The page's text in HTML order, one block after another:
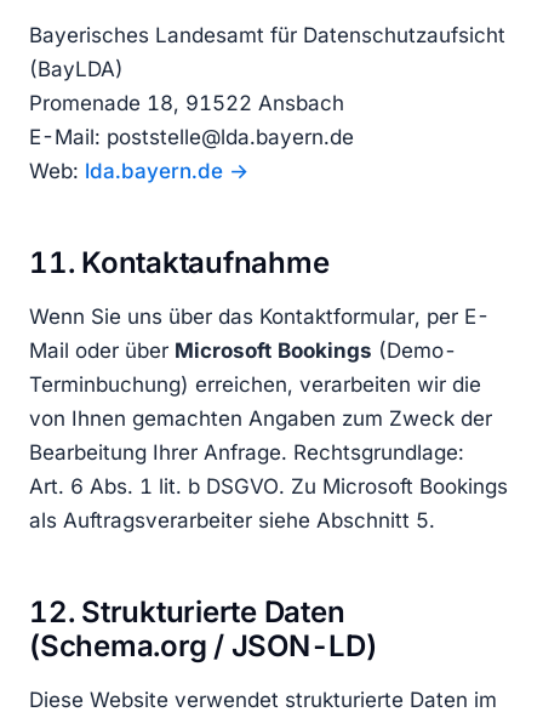
Bayerisches Landesamt für Datenschutzaufsicht
(BayLDA)
Promenade 18, 91522 Ansbach
E-Mail: poststelle@lda.bayern.de
Web: lda.bayern.de
11. Kontaktaufnahme
Wenn Sie uns über das Kontaktformular, per E-
Mail oder über Microsoft Bookings (Demo-
Terminbuchung) erreichen, verarbeiten wir die
von Ihnen gemachten Angaben zum Zweck der
Bearbeitung Ihrer Anfrage. Rechtsgrundlage:
Art. 6 Abs. 1 lit. b DSGVO. Zu Microsoft Bookings
als Auftragsverarbeiter siehe Abschnitt 5.
12. Strukturierte Daten
(Schema.org / JSON-LD)
Diese Website verwendet strukturierte Daten im